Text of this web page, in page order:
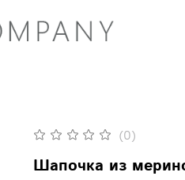
(0)
Шапочка из